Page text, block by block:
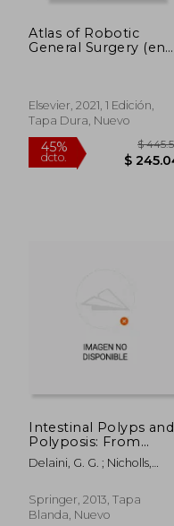
Atlas of Robotic
General Surgery (en
Elsevier, 2021, 1 Edición,
Tapa Dura, Nuevo
Intestinal Polyps and
Polyposis: From
Genetics to
Treatment and
Delaini, G. G. ; Nicholls,
Springer, 2013, Tapa
Blanda, Nuevo